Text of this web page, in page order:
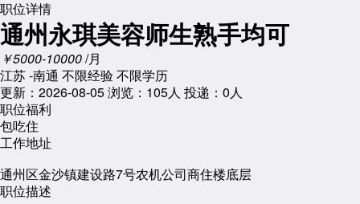
职位详情
通州永琪美容师生熟手均可
￥5000-10000/月
江苏 -南通 不限经验不限学历
更新：2026-08-05浏览： 105人 投递：0人
职位福利
包吃住
工作地址
通州区金沙镇建设路7号农机公司商住楼底层
职位描述